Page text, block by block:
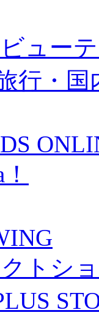
ュー
旅行・
トシ